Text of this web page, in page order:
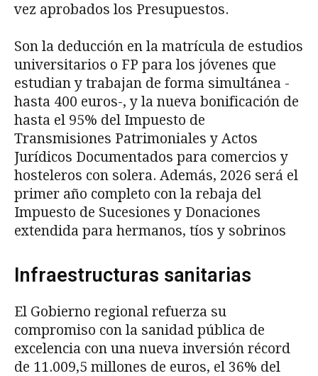
vez aprobados los Presupuestos.
Son la deducción en la matrícula de estudios
universitarios o FP para los jóvenes que
estudian y trabajan de forma simultánea -
hasta 400 euros-, y la nueva bonificación de
hasta el 95% del Impuesto de
Transmisiones Patrimoniales y Actos
Jurídicos Documentados para comercios y
hosteleros con solera. Además, 2026 será el
primer año completo con la rebaja del
Impuesto de Sucesiones y Donaciones
extendida para hermanos, tíos y sobrinos
Infraestructuras sanitarias
El Gobierno regional refuerza su
compromiso con la sanidad pública de
excelencia con una nueva inversión récord
de 11.009,5 millones de euros, el 36% del